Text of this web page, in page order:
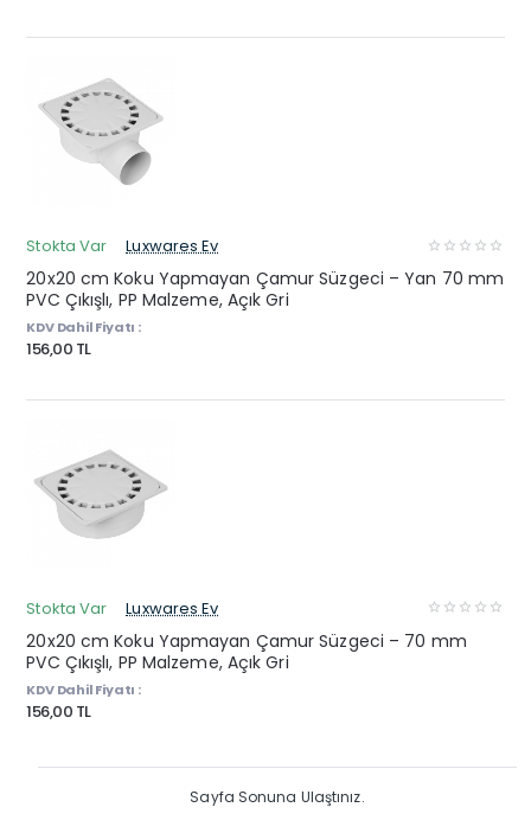
Stokta Var Luxwares Ev
20x20 cm Koku Yapmayan Çamur Süzgeci – Yan 70 mm
PVC Çıkışlı, PP Malzeme, Açık Gri
KDV Dahil Fiyatı :
156,00 TL
Stokta Var Luxwares Ev
20x20 cm Koku Yapmayan Çamur Süzgeci – 70 mm
PVC Çıkışlı, PP Malzeme, Açık Gri
KDV Dahil Fiyatı :
156,00 TL
Sayfa Sonuna Ulaştınız.